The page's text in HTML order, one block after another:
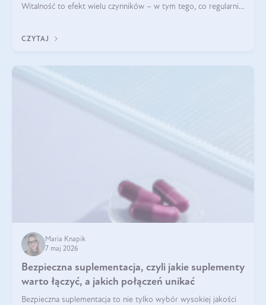
Witalność to efekt wielu czynników – w tym tego, co regularnie
CZYTAJ
Maria Knapik
7 maj 2026
Bezpieczna suplementacja, czyli jakie suplementy
warto łączyć, a jakich połączeń unikać
Bezpieczna suplementacja to nie tylko wybór wysokiej jakości